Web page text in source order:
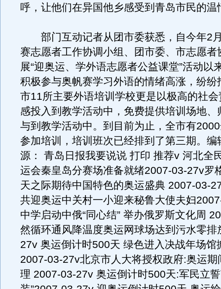
呼，让他们在异国他乡感受到青岛市民的温
部门互动记者从团市委获悉，自今年2
赛志愿者工作协调小组、团市委、市志愿者
展“迎奥运、学外语志愿者公益课堂”活动以
积极参与奥帆赛学习外语的情绪高涨，纷纷
市11所主要外语培训学校更是以极高的社
感投入到教学活动中，免费提供培训场地、
与到教学活动中。到目前为止，全市有
参加培训，培训班次已经排到了第三期。编
源： 青岛日报我要说说 打印 推荐v 河北全
运会秦皇岛分赛场准备就绪2007-03-27v罗
天之际期待中国特色的奥运盛典 2007-03-
共迎奥运中关村一小迎来秘鲁大使夫妇
中学启动中俄“同心结” 举办俄罗斯文化周
然循环通风降温度奥运网球场达到污水零
27v 奥运倒计时500天 绿色进入决战年场馆
2007-03-27v北京市人大将授权政府:奥运期
理 2007-03-27v 奥运倒计时500天:军民立